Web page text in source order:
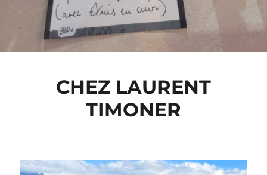
CHEZ LAURENT
TIMONER